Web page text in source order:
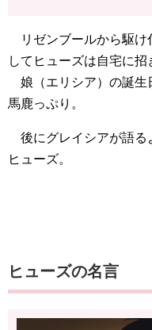
リゼンブールから駆け
してヒューズは自宅に招
娘（エリシア）の誕生
馬鹿っぷり。
後にグレイシアが語る
ヒューズ。
ヒューズの名言